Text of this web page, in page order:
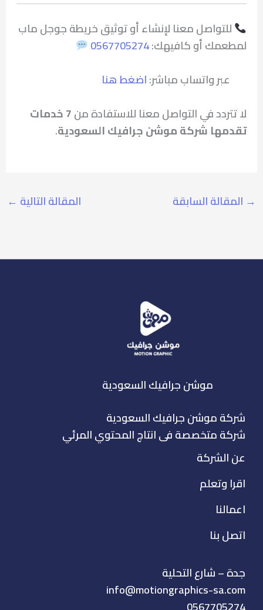
للتواصل معنا لإنشاء أو توثيق خريطة جوجل ماب
لمطعمك أو كافيهك:0567705274
عبر واتساب مباشر:اضغط هنا
لا تتردد في التواصل معنا للاستفادة من 7 خدمات
تقدمها شركة موشن جرافيك السعودية.
→ المقالة السابقة المقالة التالية ←
موشن جرافيك السعودية
شركة موشن جرافيك السعودية
شركة متخصصة فى انتاج المحتوي المرئي
عن الشركة
اقرا وتعلم
اعمالنا
اتصل بنا
جدة – شارع التحلية
info@motiongraphics-sa.com